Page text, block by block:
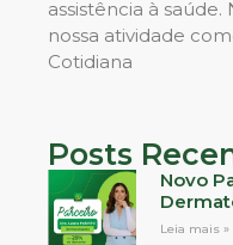
assistência à
nossa atividade
Cotidiana
Posts
Novo
Leia mais »